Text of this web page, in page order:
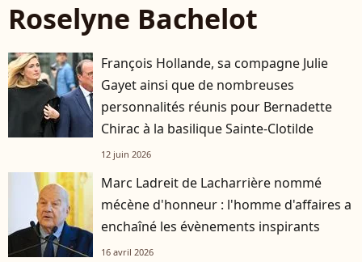
Roselyne Bachelot
François Hollande, sa compagne Julie
Gayet ainsi que de nombreuses
personnalités réunis pour Bernadette
Chirac à la basilique Sainte-Clotilde
12 juin 2026
Marc Ladreit de Lacharrière nommé
mécène d'honneur : l'homme d'affaires a
enchaîné les évènements inspirants
16 avril 2026